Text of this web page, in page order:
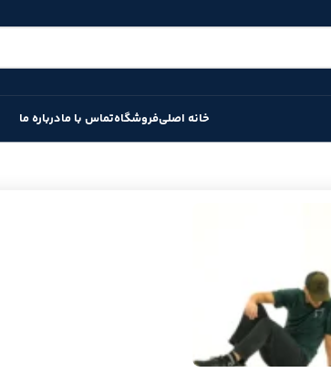
خانه اصلیفروشگاهتماس با مادرباره ما